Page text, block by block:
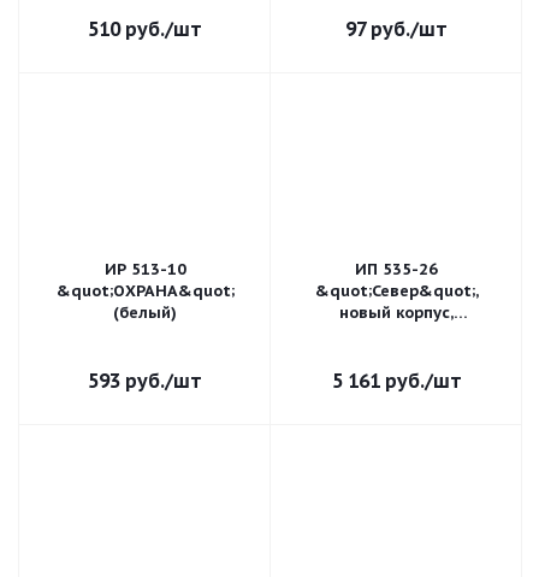
510руб./шт 97руб./шт
ИР 513-10
&quot;ОХРАНА&quot;
(белый)
593 руб./шт
ИП 535-26
&quot;Север&quot;,
новый корпус,
5 161руб./шт